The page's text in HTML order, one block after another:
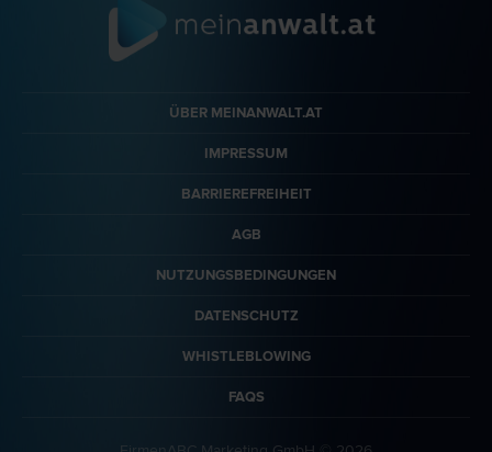
ÜBER MEINANWALT.AT
IMPRESSUM
BARRIEREFREIHEIT
AGB
NUTZUNGSBEDINGUNGEN
DATENSCHUTZ
WHISTLEBLOWING
FAQS